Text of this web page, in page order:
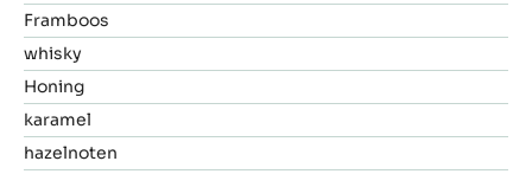
Framboos
whisky
Honing
karamel
hazelnoten